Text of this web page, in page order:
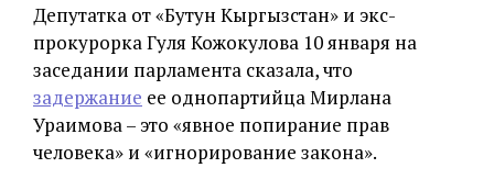
Депутатка от «Бутун Кыргызстан» и экс-
прокурорка Гуля Кожокулова 10 января на
заседании парламента сказала, что
задержание ее однопартийца Мирлана
Ураимова – это «явное попирание прав
человека» и «игнорирование закона».